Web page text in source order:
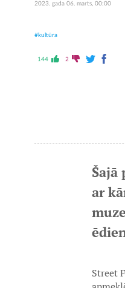
2023. gada 06. marts, 00:00
144 2
#kultūra
Šajā
ar
Street